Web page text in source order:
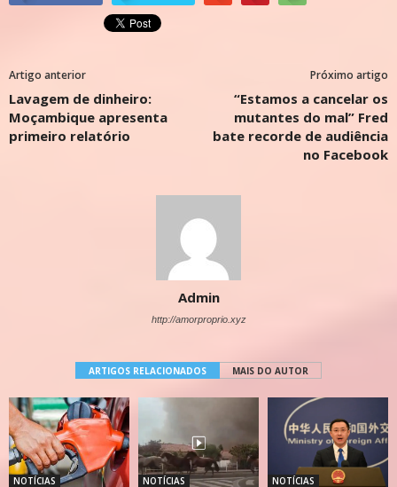
Artigo anterior
Lavagem de dinheiro:
Moçambique apresenta
primeiro relatório
Próximo artigo
“Estamos a cancelar os
mutantes do mal” Fred
bate recorde de audiência
no Facebook
Admin
http://amorproprio.xyz
ARTIGOS RELACIONADOS MAIS DO AUTOR
NOTÍCIAS NOTÍCIAS NOTÍCIAS